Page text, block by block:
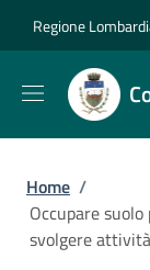
Regione
Briciole
Home /
Occupare
svolgere